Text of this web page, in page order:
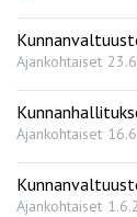
Ajankohtaiset
Ajankohtaiset
Ajankohtaiset